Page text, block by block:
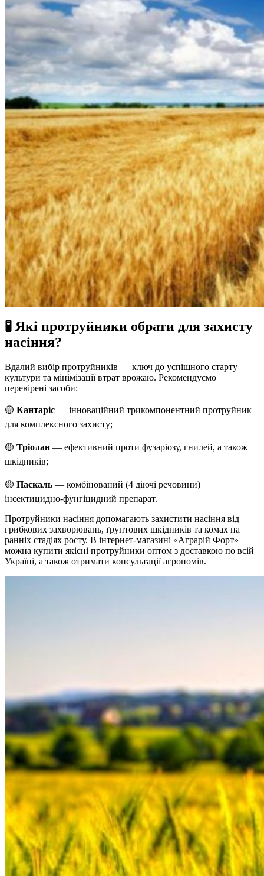
🧪 Які протруйники обрати для захисту
насіння?
Вдалий вибір протруйників — ключ до успішного старту
культури та мінімізації втрат врожаю. Рекомендуємо
перевірені засоби:
🟡 Кантаріс — інноваційний трикомпонентний протруйник
для комплексного захисту;
🟡 Тріолан — ефективний проти фузаріозу, гнилей, а також
шкідників;
🟡 Паскаль — комбінований (4 діючі речовини)
інсектицидно-фунгіцидний препарат.
Протруйники насіння допомагають захистити насіння від
грибкових захворювань, ґрунтових шкідників та комах на
ранніх стадіях росту. В інтернет-магазині «Аграрій Форт»
можна купити якісні протруйники оптом з доставкою по всій
Україні, а також отримати консультації агрономів.